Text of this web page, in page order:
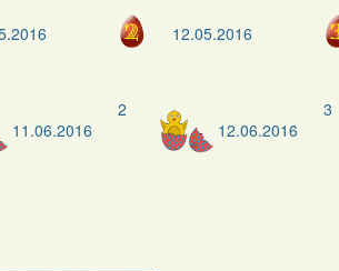
12.05.2016
11.06.2016
2
12.06.2016
3